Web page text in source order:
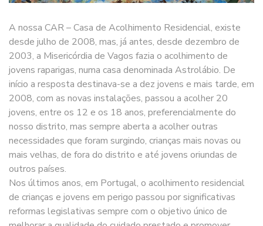
A nossa CAR – Casa de Acolhimento Residencial, existe
desde julho de 2008, mas, já antes, desde dezembro de
2003, a Misericórdia de Vagos fazia o acolhimento de
jovens raparigas, numa casa denominada Astrolábio. De
início a resposta destinava-se a dez jovens e mais tarde, em
2008, com as novas instalações, passou a acolher 20
jovens, entre os 12 e os 18 anos, preferencialmente do
nosso distrito, mas sempre aberta a acolher outras
necessidades que foram surgindo, crianças mais novas ou
mais velhas, de fora do distrito e até jovens oriundas de
outros países.
Nos últimos anos, em Portugal, o acolhimento residencial
de crianças e jovens em perigo passou por significativas
reformas legislativas sempre com o objetivo único de